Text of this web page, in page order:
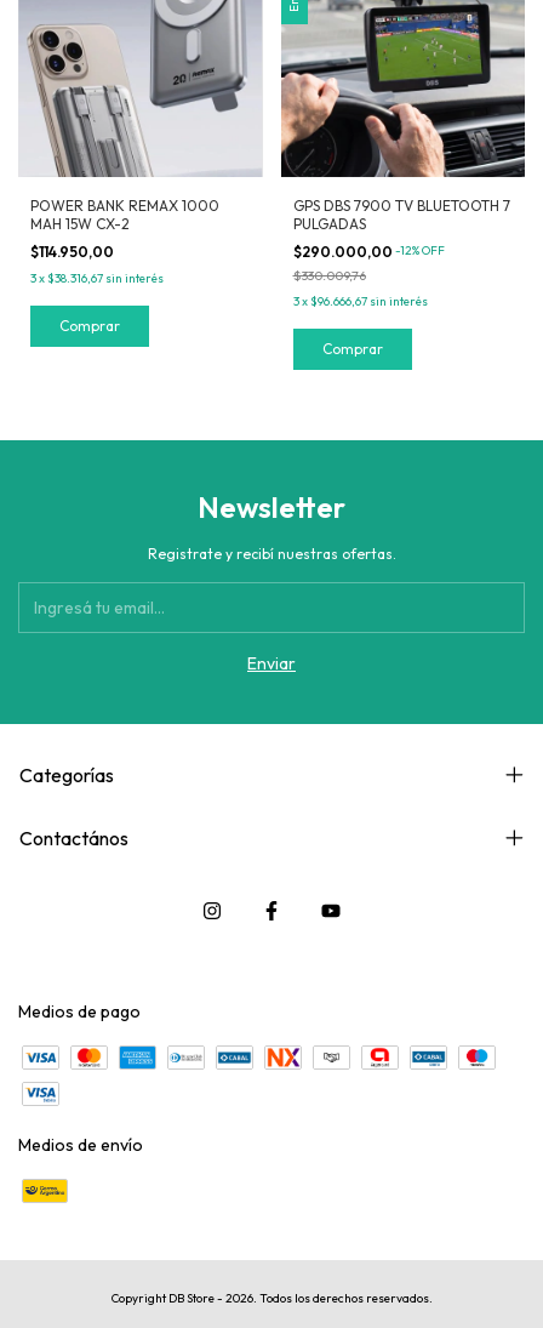
POWER BANK REMAX 1000
MAH 15W CX-2
$114.950,00
3x$38.316,67 sin interés
Comprar
GPS DBS 7900 TV BLUETOOTH 7
PULGADAS
$290.000,00 -12%OFF
$330.009,76
3x$96.666,67 sin interés
Newsletter
Registrate y recibí nuestras ofertas.
Categorías
Contactános
Medios de pago
Medios de envío
Copyright DB Store - 2026. Todos los derechos reservados.